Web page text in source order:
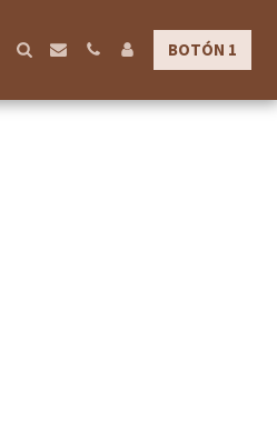
BOTÓN 1